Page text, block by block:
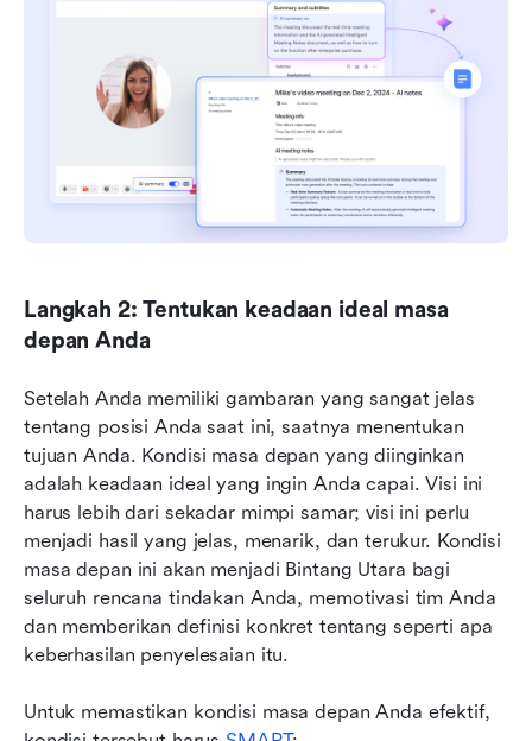
Langkah 2: Tentukan keadaan ideal masa
depan Anda
Setelah Anda memiliki gambaran yang sangat jelas
tentang posisi Anda saat ini, saatnya menentukan
tujuan Anda. Kondisi masa depan yang diinginkan
adalah keadaan ideal yang ingin Anda capai. Visi ini
harus lebih dari sekadar mimpi samar; visi ini perlu
menjadi hasil yang jelas, menarik, dan terukur. Kondisi
masa depan ini akan menjadi Bintang Utara bagi
seluruh rencana tindakan Anda, memotivasi tim Anda
dan memberikan definisi konkret tentang seperti apa
keberhasilan penyelesaian itu.
Untuk memastikan kondisi masa depan Anda efektif,